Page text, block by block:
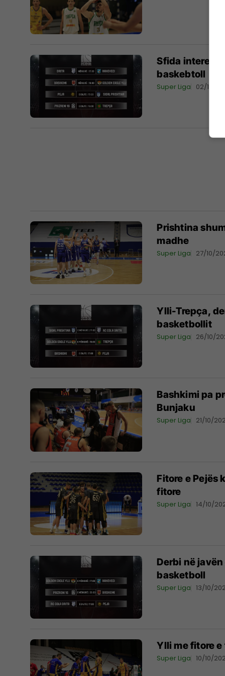
Sfida
baskebtoll
Super Liga 02/11/2021
Prishtina
madhe
Super Liga 27/10/
Ylli-Trepça,
basketbollit
Super Liga 26/10/
Bashkimi pa
Bunjaku
Super Liga 21/10/
Fitore e Pejës
fitore
Super Liga 14/10/
Derbi në
basketboll
Super Liga 13/10/
Ylli me fitore
Super Liga 10/10/